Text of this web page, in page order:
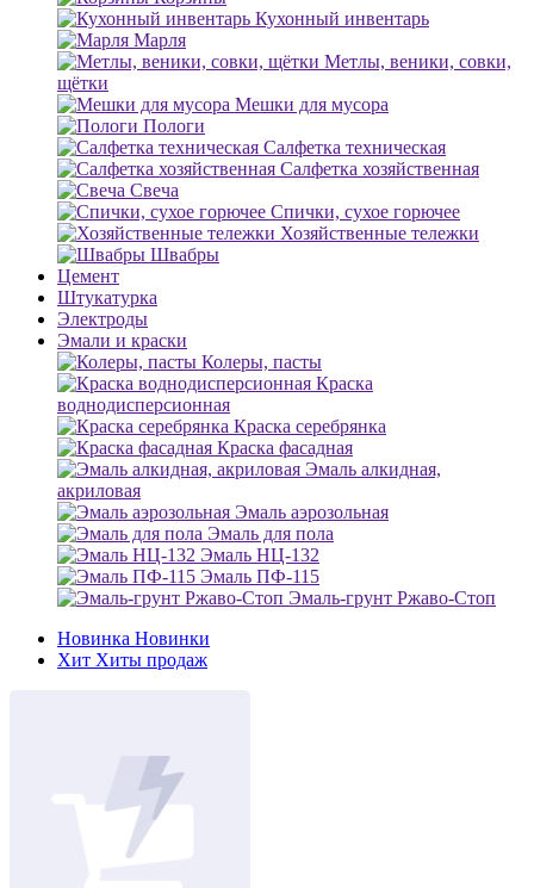
Кухонный инвентарь
Марля
Метлы, веники, совки,
щётки
Мешки для мусора
Пологи
Салфетка техническая
Салфетка хозяйственная
Свеча
Спички, сухое горючее
Хозяйственные тележки
Швабры
Цемент
Штукатурка
Электроды
Эмали и краски
Колеры, пасты
Краска
воднодисперсионная
Краска серебрянка
Краска фасадная
Эмаль алкидная,
акриловая
Эмаль аэрозольная
Эмаль для пола
Эмаль НЦ-132
Эмаль ПФ-115
Эмаль-грунт Ржаво-Стоп
Новинка Новинки
Хит Хиты продаж